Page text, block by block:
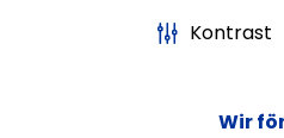
Kontrast
Wir